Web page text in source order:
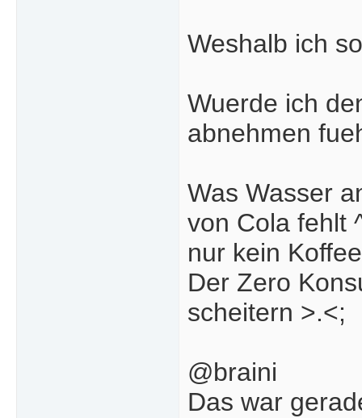
Weshalb ich
Wuerde ich
abnehmen
Was Wasser
von Cola fehlt
nur kein
Der Zero
scheitern >.<;
@braini
Das war